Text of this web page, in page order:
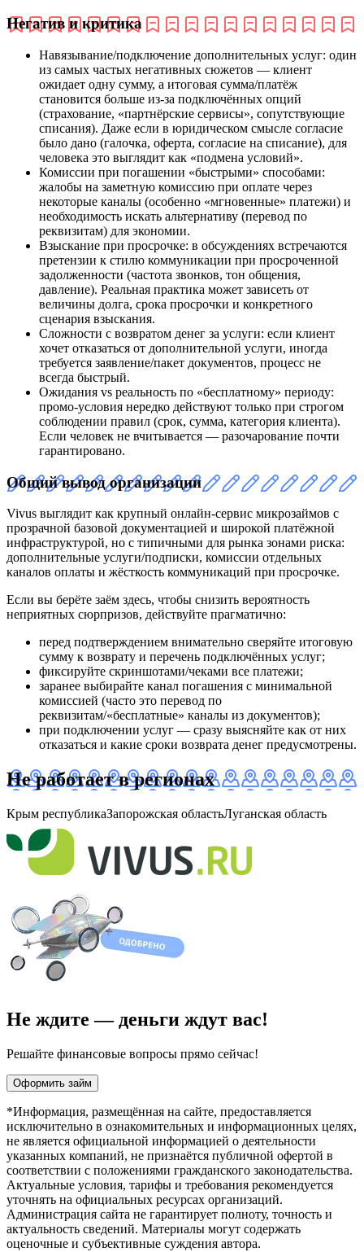
Негатив и критика
Навязывание/подключение дополнительных услуг: один
из самых частых негативных сюжетов — клиент
ожидает одну сумму, а итоговая сумма/платёж
становится больше из‑за подключённых опций
(страхование, «партнёрские сервисы», сопутствующие
списания). Даже если в юридическом смысле согласие
было дано (галочка, оферта, согласие на списание), для
человека это выглядит как «подмена условий».
Комиссии при погашении «быстрыми» способами:
жалобы на заметную комиссию при оплате через
некоторые каналы (особенно «мгновенные» платежи) и
необходимость искать альтернативу (перевод по
реквизитам) для экономии.
Взыскание при просрочке: в обсуждениях встречаются
претензии к стилю коммуникации при просроченной
задолженности (частота звонков, тон общения,
давление). Реальная практика может зависеть от
величины долга, срока просрочки и конкретного
сценария взыскания.
Сложности с возвратом денег за услуги: если клиент
хочет отказаться от дополнительной услуги, иногда
требуется заявление/пакет документов, процесс не
всегда быстрый.
Ожидания vs реальность по «бесплатному» периоду:
промо‑условия нередко действуют только при строгом
соблюдении правил (срок, сумма, категория клиента).
Если человек не вчитывается — разочарование почти
гарантировано.
Общий вывод организации
Vivus выглядит как крупный онлайн‑сервис микрозаймов с
прозрачной базовой документацией и широкой платёжной
инфраструктурой, но с типичными для рынка зонами риска:
дополнительные услуги/подписки, комиссии отдельных
каналов оплаты и жёсткость коммуникаций при просрочке.
Если вы берёте заём здесь, чтобы снизить вероятность
неприятных сюрпризов, действуйте прагматично:
перед подтверждением внимательно сверяйте итоговую
сумму к возврату и перечень подключённых услуг;
фиксируйте скриншотами/чеками все платежи;
заранее выбирайте канал погашения с минимальной
комиссией (часто это перевод по
реквизитам/«бесплатные» каналы из документов);
при подключении услуг — сразу выясняйте как от них
отказаться и какие сроки возврата денег предусмотрены.
Не работает в регионах
Крым республикаЗапорожская областьЛуганская область
Не ждите — деньги ждут вас!
Решайте финансовые вопросы прямо сейчас!
Оформить займ
*Информация, размещённая на сайте, предоставляется
исключительно в ознакомительных и информационных целях,
не является официальной информацией о деятельности
указанных компаний, не признаётся публичной офертой в
соответствии с положениями гражданского законодательства.
Актуальные условия, тарифы и требования рекомендуется
уточнять на официальных ресурсах организаций.
Администрация сайта не гарантирует полноту, точность и
актуальность сведений. Материалы могут содержать
оценочные и субъективные суждения автора.